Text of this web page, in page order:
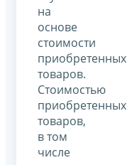
на
основе
стоимости
приобретенных
товаров.
Стоимостью
приобретенных
товаров,
в том
числе